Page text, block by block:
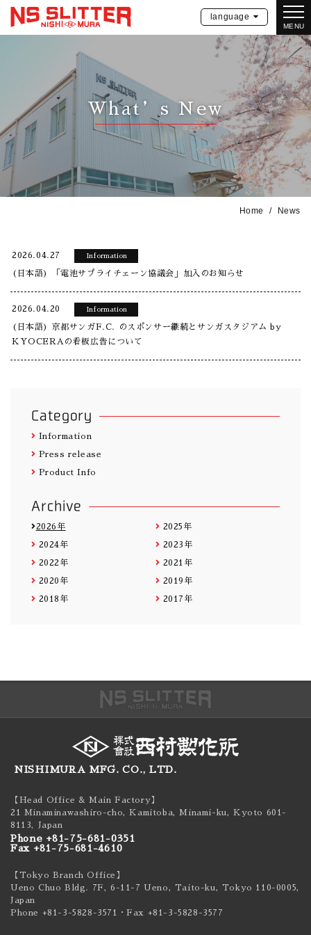
MENU
language
What’s New
Home News
2026.04.27 Information
(日本語) 「電池サプライチェーン協議会」加入のお知らせ
2026.04.20 Information
(日本語) 京都サンガF.C. のスポンサー継続とサンガスタジアム by
KYOCERAの看板広告について
Category
Information
Press release
Product Info
Archive
2026年 2025年
2024年 2023年
2022年 2021年
2020年 2019年
2018年 2017年
NISHIMURA MFG. CO., LTD.
【Head Office & Main Factory】
21 Minaminawashiro-cho, Kamitoba, Minami-ku,Kyoto 601-
8113, Japan
Phone +81-75-681-0351
Fax +81-75-681-4610
【Tokyo Branch Office】
Ueno Chuo Bldg. 7F, 6-11-7 Ueno, Taito-ku, Tokyo 110-0005,
Japan
Phone +81-3-5828-3571
・Fax +81-3-5828-3577